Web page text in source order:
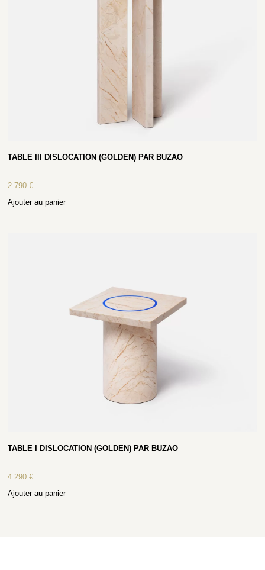
TABLE III DISLOCATION (GOLDEN) PAR BUZAO
2 790€
Ajouter au panier
TABLE I DISLOCATION (GOLDEN) PAR BUZAO
4 290€
Ajouter au panier